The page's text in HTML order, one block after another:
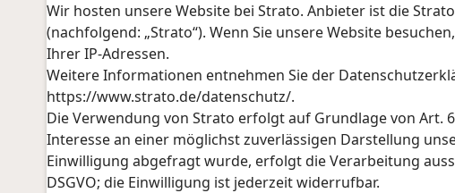
Wir hosten unsere Website bei Strato. Anbieter ist die
(nachfolgend: „Strato“). Wenn Sie unsere Website
Ihrer IP-Adressen.
Weitere Informationen entnehmen Sie der
https://www.strato.de/datenschutz/.
Die Verwendung von Strato erfolgt auf Grundlage von Art.
Interesse an einer möglichst zuverlässigen Darstellung
Einwilligung abgefragt wurde, erfolgt die Verarbeitung
DSGVO; die Einwilligung ist jederzeit widerrufbar.